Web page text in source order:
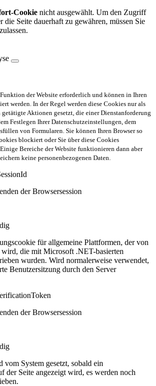
Cookie nicht ausgewählt. Um den Zugriff
die Seite dauerhaft zu gewähren, müssen Sie
der Website erforderlich und können in Ihren
werden. In der Regel werden diese Cookies nur als
Aktionen gesetzt, die einer Dienstanforderung
Festlegen Ihrer Datenschutzeinstellungen, dem
von Formularen. Sie können Ihren Browser so
blockiert oder Sie über diese Cookies
Bereiche der Website funktionieren dann aber
keine personenbezogenen Daten.
der Browsersession
für allgemeine Plattformen, der von
wird, die mit Microsoft .NET-basierten
wurden. Wird normalerweise verwendet,
Benutzersitzung durch den Server
der Browsersession
vom System gesetzt, sobald ein
der Seite angezeigt wird, es werden noch